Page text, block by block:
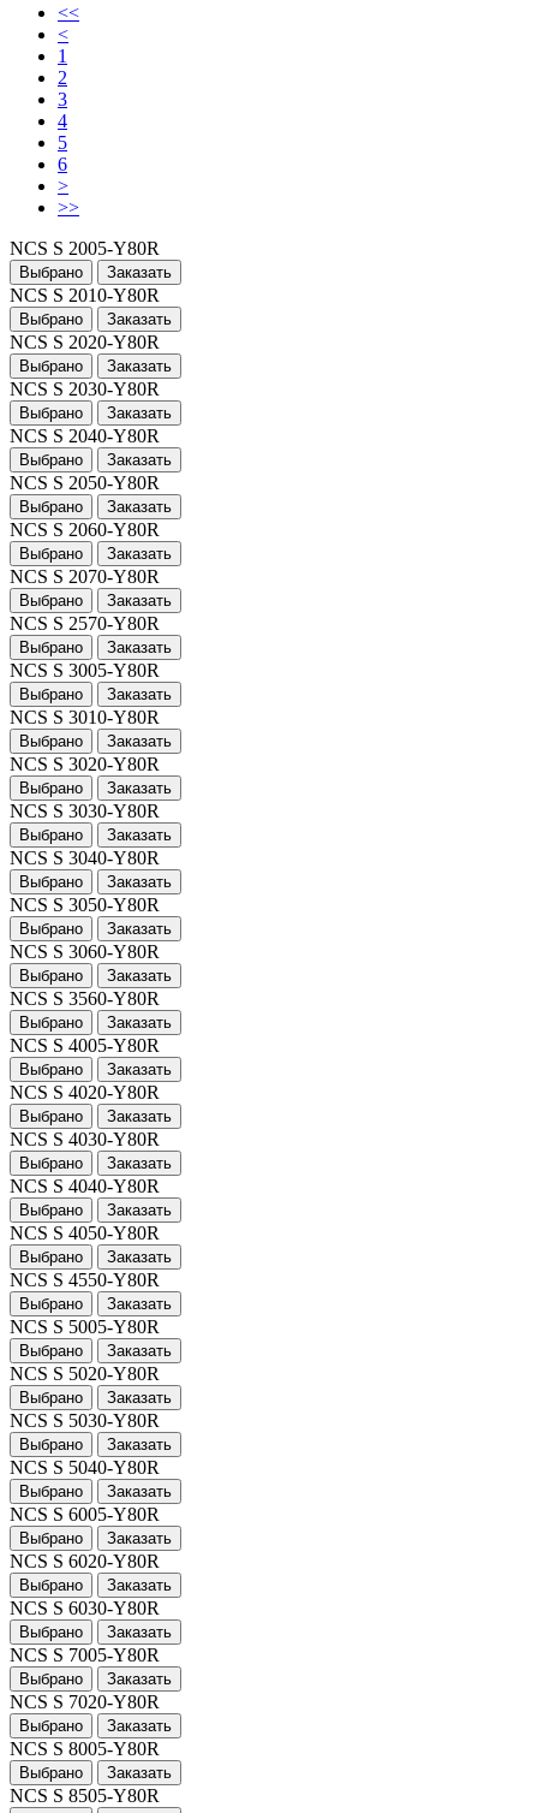
<<
<
1
2
3
4
5
6
>
>>
NCS S 2005-Y80R
Выбрано Заказать
NCS S 2010-Y80R
Выбрано Заказать
NCS S 2020-Y80R
Выбрано Заказать
NCS S 2030-Y80R
Выбрано Заказать
NCS S 2040-Y80R
Выбрано Заказать
NCS S 2050-Y80R
Выбрано Заказать
NCS S 2060-Y80R
Выбрано Заказать
NCS S 2070-Y80R
Выбрано Заказать
NCS S 2570-Y80R
Выбрано Заказать
NCS S 3005-Y80R
Выбрано Заказать
NCS S 3010-Y80R
Выбрано Заказать
NCS S 3020-Y80R
Выбрано Заказать
NCS S 3030-Y80R
Выбрано Заказать
NCS S 3040-Y80R
Выбрано Заказать
NCS S 3050-Y80R
Выбрано Заказать
NCS S 3060-Y80R
Выбрано Заказать
NCS S 3560-Y80R
Выбрано Заказать
NCS S 4005-Y80R
Выбрано Заказать
NCS S 4020-Y80R
Выбрано Заказать
NCS S 4030-Y80R
Выбрано Заказать
NCS S 4040-Y80R
Выбрано Заказать
NCS S 4050-Y80R
Выбрано Заказать
NCS S 4550-Y80R
Выбрано Заказать
NCS S 5005-Y80R
Выбрано Заказать
NCS S 5020-Y80R
Выбрано Заказать
NCS S 5030-Y80R
Выбрано Заказать
NCS S 5040-Y80R
Выбрано Заказать
NCS S 6005-Y80R
Выбрано Заказать
NCS S 6020-Y80R
Выбрано Заказать
NCS S 6030-Y80R
Выбрано Заказать
NCS S 7005-Y80R
Выбрано Заказать
NCS S 7020-Y80R
Выбрано Заказать
NCS S 8005-Y80R
Выбрано Заказать
NCS S 8505-Y80R